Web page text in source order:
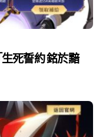
死誓約 銘於黯